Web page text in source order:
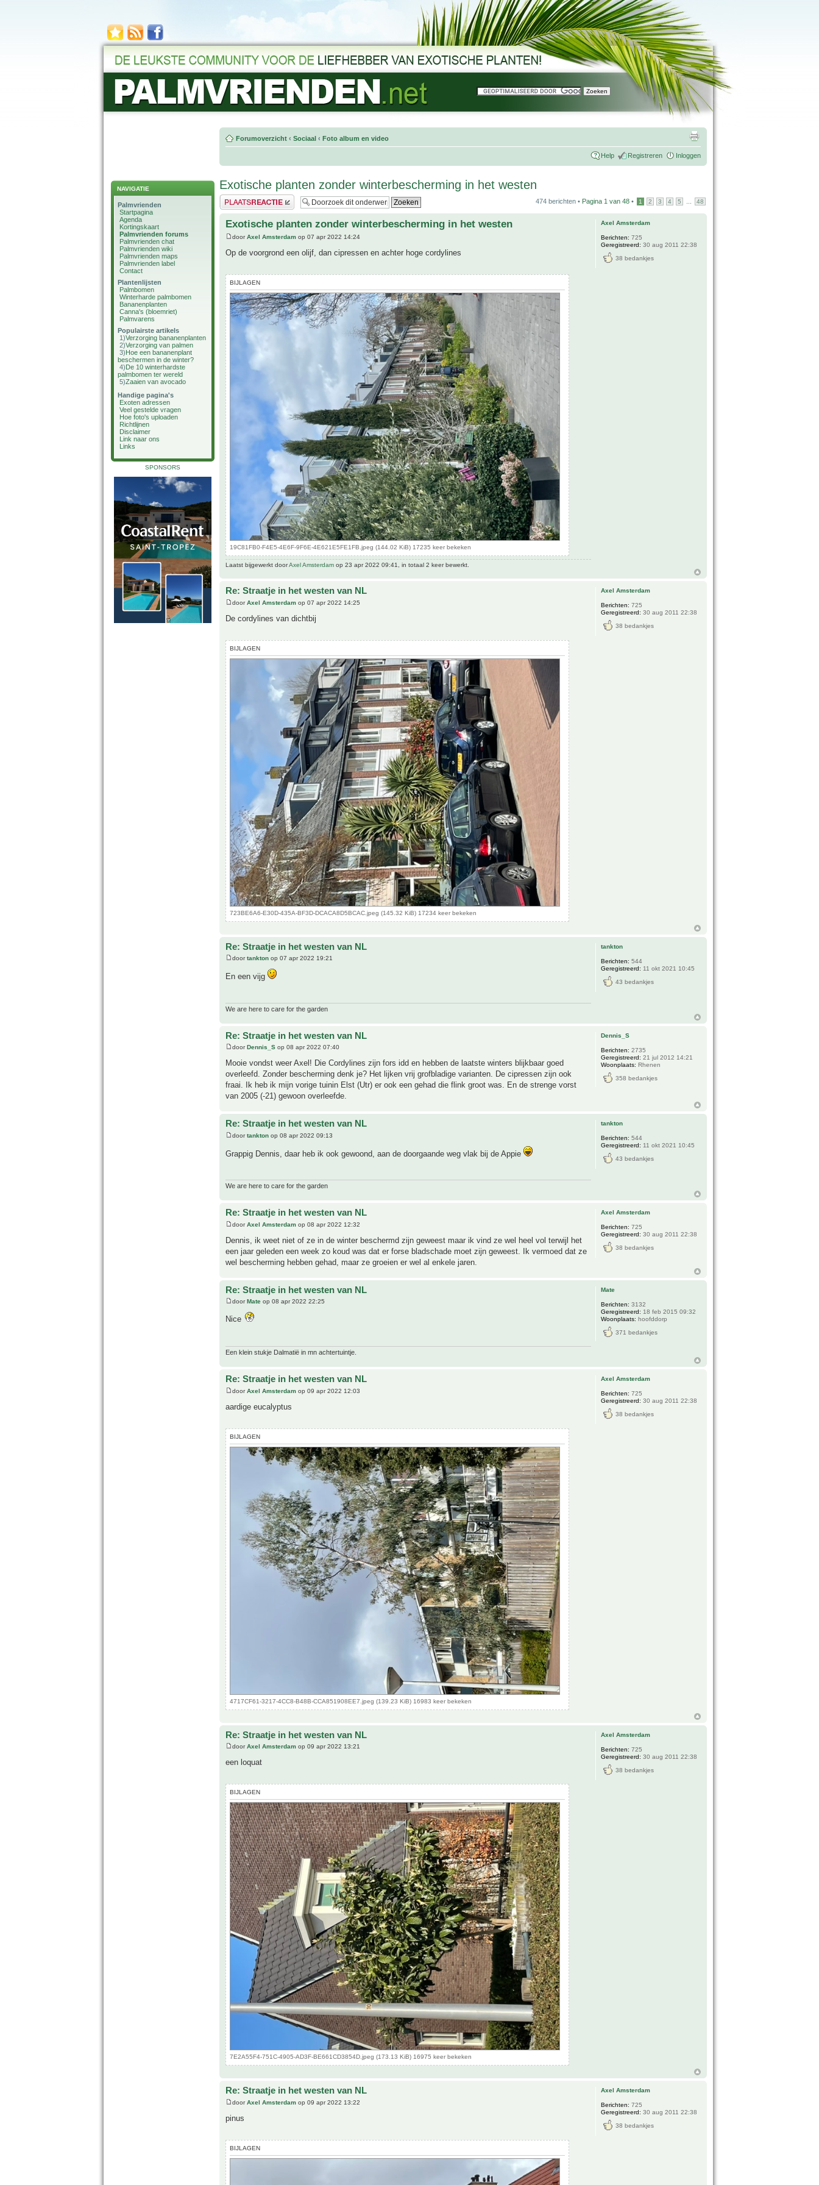
NAVIGATIE
Palmvrienden
Startpagina
Agenda
Kortingskaart
Palmvrienden forums
Palmvrienden chat
Palmvrienden wiki
Palmvrienden maps
Palmvrienden label
Contact
Plantenlijsten
Palmbomen
Winterharde palmbomen
Bananenplanten
Canna's (bloemriet)
Palmvarens
Populairste artikels
1)Verzorging bananenplanten
2)Verzorging van palmen
3)Hoe een bananenplant
beschermen in de winter?
4)De 10 winterhardste
palmbomen ter wereld
5)Zaaien van avocado
Handige pagina's
Exoten adressen
Veel gestelde vragen
Hoe foto's uploaden
Richtlijnen
Disclaimer
Link naar ons
Links
SPONSORS
Forumoverzicht ‹ Sociaal ‹ Foto album en video
Help Registreren Inloggen
Exotische planten zonder winterbescherming in het westen
Plaats een reactie 474 berichten • Pagina 1 van 48 • 1 2 3 4 5 48
Exotische planten zonder winterbescherming in het westen
doorAxel Amsterdam op 07 apr 2022 14:24
Op de voorgrond een olijf, dan cipressen en achter hoge cordylines
BIJLAGEN
19C81FB0-F4E5-4E6F-9F6E-4E621E5FE1FB.jpeg (144.02 KiB) 17235 keer bekeken
Laatst bijgewerkt doorAxel Amsterdam op 23 apr 2022 09:41, in totaal 2 keer bewerkt.
Axel Amsterdam
Berichten: 725
Geregistreerd: 30 aug 2011 22:38
38 bedankjes
Re: Straatje in het westen van NL
doorAxel Amsterdam op 07 apr 2022 14:25
De cordylines van dichtbij
BIJLAGEN
723BE6A6-E30D-435A-BF3D-DCACA8D5BCAC.jpeg (145.32 KiB) 17234 keer bekeken
Axel Amsterdam
Berichten: 725
Geregistreerd: 30 aug 2011 22:38
38 bedankjes
Re: Straatje in het westen van NL
doortankton op 07 apr 2022 19:21
En een vijg
We are here to care for the garden
tankton
Berichten: 544
Geregistreerd: 11 okt 2021 10:45
43 bedankjes
Re: Straatje in het westen van NL
doorDennis_S op 08 apr 2022 07:40
Mooie vondst weer Axel! Die Cordylines zijn fors idd en hebben de laatste winters blijkbaar goed
overleefd. Zonder bescherming denk je? Het lijken vrij grofbladige varianten. De cipressen zijn ook
fraai. Ik heb ik mijn vorige tuinin Elst (Utr) er ook een gehad die flink groot was. En de strenge vorst
van 2005 (-21) gewoon overleefde.
Dennis_S
Berichten: 2735
Geregistreerd: 21 jul 2012 14:21
Woonplaats: Rhenen
358 bedankjes
Re: Straatje in het westen van NL
doortankton op 08 apr 2022 09:13
Grappig Dennis, daar heb ik ook gewoond, aan de doorgaande weg vlak bij de Appie
We are here to care for the garden
tankton
Berichten: 544
Geregistreerd: 11 okt 2021 10:45
43 bedankjes
Re: Straatje in het westen van NL
doorAxel Amsterdam op 08 apr 2022 12:32
Dennis, ik weet niet of ze in de winter beschermd zijn geweest maar ik vind ze wel heel vol terwijl het
een jaar geleden een week zo koud was dat er forse bladschade moet zijn geweest. Ik vermoed dat ze
wel bescherming hebben gehad, maar ze groeien er wel al enkele jaren.
Axel Amsterdam
Berichten: 725
Geregistreerd: 30 aug 2011 22:38
38 bedankjes
Re: Straatje in het westen van NL
door Mate op 08 apr 2022 22:25
Nice
Een klein stukje Dalmatië in mn achtertuintje.
Mate
Berichten: 3132
Geregistreerd: 18 feb 2015 09:32
Woonplaats: hoofddorp
371 bedankjes
Re: Straatje in het westen van NL
doorAxel Amsterdam op 09 apr 2022 12:03
aardige eucalyptus
BIJLAGEN
4717CF61-3217-4CC8-B48B-CCA851908EE7.jpeg (139.23 KiB) 16983 keer bekeken
Axel Amsterdam
Berichten: 725
Geregistreerd: 30 aug 2011 22:38
38 bedankjes
Re: Straatje in het westen van NL
doorAxel Amsterdam op 09 apr 2022 13:21
een loquat
BIJLAGEN
7E2A55F4-751C-4905-AD3F-BE661CD3854D.jpeg (173.13 KiB) 16975 keer bekeken
Axel Amsterdam
Berichten: 725
Geregistreerd: 30 aug 2011 22:38
38 bedankjes
Re: Straatje in het westen van NL
doorAxel Amsterdam op 09 apr 2022 13:22
pinus
BIJLAGEN
Axel Amsterdam
Berichten: 725
Geregistreerd: 30 aug 2011 22:38
38 bedankjes